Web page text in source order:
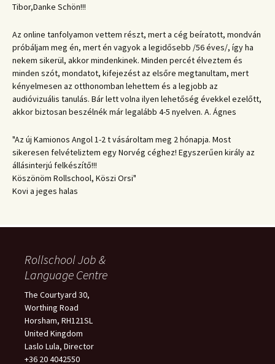
Tibor,Danke Schön!!!
Az online tanfolyamon vettem részt, mert a cég beíratott, mondván
próbáljam meg én, mert én vagyok a legidősebb /56 éves/, így ha
nekem sikerül, akkor mindenkinek. Minden percét élveztem és
minden szót, mondatot, kifejezést az elsőre megtanultam, mert
kényelmesen az otthonomban lehettem és a legjobb az
audióvizuális tanulás. Bár lett volna ilyen lehetőség évekkel ezelőtt,
akkor biztosan beszélnék már legalább 4-5 nyelven. A. Ágnes
"Az új Kamionos Angol 1-2 t vásároltam meg 2 hónapja. Most
sikeresen felvételiztem egy Norvég céghez! Egyszerűen király az
állásinterjú felkészítő!!!
Köszönöm Rollschool, Köszi Orsi"
Kovi a jeges halas
Rollschool Job &
Language Centre
The Courtyard 30,
Worthing Road
Horsham, RH121SL
United Kingdom
Laslo Lula, Director
+36 20 4042550